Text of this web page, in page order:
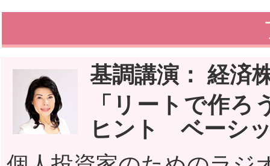
基調講演： 経済
「リートで作
ヒント ベーシ